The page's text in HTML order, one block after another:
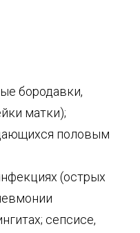
бородавки,
матки);
половым
(острых
сепсисе,